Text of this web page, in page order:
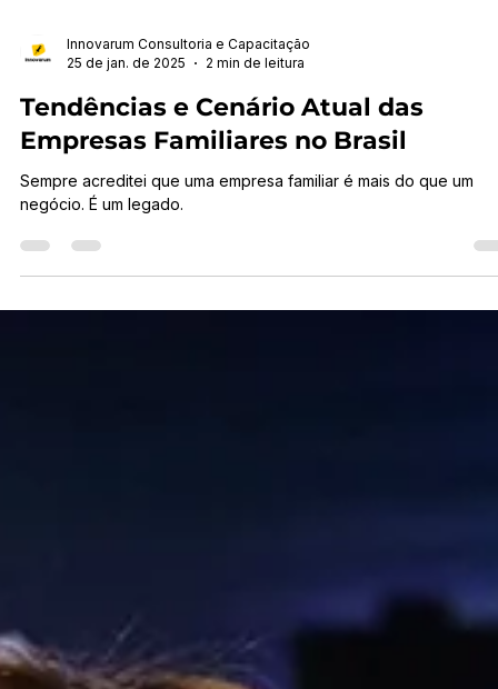
Innovarum Consultoria e Capacitação
25 de jan. de 2025
Tendências e Cenário Atual das
Empresas Familiares no Brasil
Sempre acreditei que uma empresa familiar é mais do que um